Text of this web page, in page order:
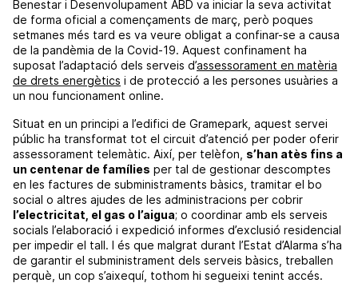
Benestar i Desenvolupament ABD va iniciar la seva activitat
de forma oficial a començaments de març, però poques
setmanes més tard es va veure obligat a confinar-se a causa
de la pandèmia de la Covid-19. Aquest confinament ha
suposat l’adaptació dels serveis d’assessorament en matèria
de drets energètics i de protecció a les persones usuàries a
un nou funcionament online.
Situat en un principi a l’edifici de Gramepark, aquest servei
públic ha transformat tot el circuit d’atenció per poder oferir
assessorament telemàtic. Així, per telèfon, s’han atès fins a
un centenar de famílies per tal de gestionar descomptes
en les factures de subministraments bàsics, tramitar el bo
social o altres ajudes de les administracions per cobrir
l’electricitat, el gas o l’aigua; o coordinar amb els serveis
socials l’elaboració i expedició informes d’exclusió residencial
per impedir el tall. I és que malgrat durant l’Estat d’Alarma s’ha
de garantir el subministrament dels serveis bàsics, treballen
perquè, un cop s’aixequí, tothom hi segueixi tenint accés.